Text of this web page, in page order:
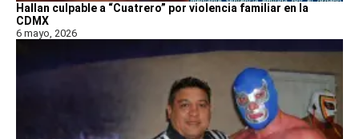
Hallan culpable a “Cuatrero” por violencia familiar en la
CDMX
6 mayo, 2026